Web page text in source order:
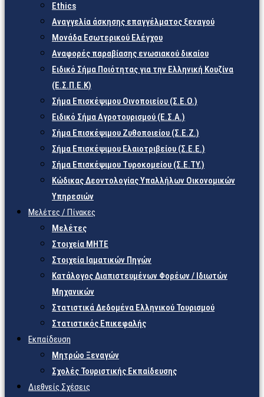
Ethics
Αναγγελία άσκησης επαγγέλματος ξεναγού
Μονάδα Εσωτερικού Ελέγχου
Αναφορές παραβίασης ενωσιακού δικαίου
Ειδικό Σήμα Ποιότητας για την Ελληνική Κουζίνα
(Ε.Σ.Π.Ε.Κ)
Σήμα Επισκέψιμου Οινοποιείου (Σ.Ε.Ο.)
Ειδικό Σήμα Αγροτουρισμού (Ε.Σ.Α.)
Σήμα Επισκέψιμου Ζυθοποιείου (Σ.Ε.Ζ.)
Σήμα Επισκέψιμου Ελαιοτριβείου (Σ.Ε.Ε.)
Σήμα Επισκέψιμου Τυροκομείου (Σ.Ε.TY.)
Κώδικας Δεοντολογίας Υπαλλήλων Οικονομικών
Υπηρεσιών
Μελέτες / Πίνακες
Μελέτες
Στοιχεία ΜΗΤΕ
Στοιχεία Ιαματικών Πηγών
Κατάλογος Διαπιστευμένων Φορέων / Ιδιωτών
Μηχανικών
Στατιστικά Δεδομένα Ελληνικού Τουρισμού
Στατιστικός Επικεφαλής
Εκπαίδευση
Μητρώο Ξεναγών
Σχολές Τουριστικής Εκπαίδευσης
Διεθνείς Σχέσεις